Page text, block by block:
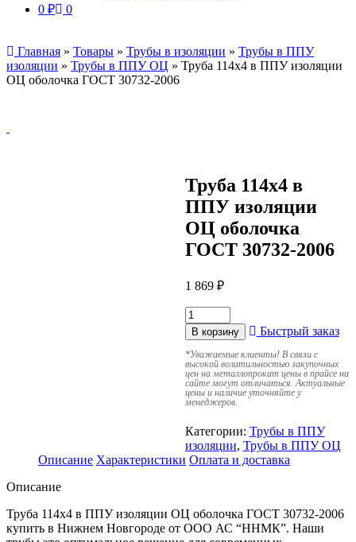
0 ₽ 0
Главная » Товары » Трубы в изоляции » Трубы в ППУ
изоляции » Трубы в ППУ ОЦ » Труба 114х4 в ППУ изоляции
ОЦ оболочка ГОСТ 30732-2006
Труба 114х4 в
ППУ изоляции
ОЦ оболочка
ГОСТ 30732-2006
1 869 ₽
В корзину Быстрый заказ
*Уважаемые клиенты! В связи с
высокой волатильностью закупочных
цен на металлопрокат цены в прайсе на
сайте могут отличаться. Актуальные
цены и наличие уточняйте у
менеджеров.
Категории: Трубы в ППУ
изоляции, Трубы в ППУ ОЦ
Описание Характеристики Оплата и доставка
Описание
Труба 114х4 в ППУ изоляции ОЦ оболочка ГОСТ 30732-2006
купить в Нижнем Новгороде от ООО АС “ННМК”. Наши